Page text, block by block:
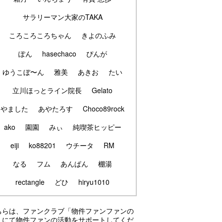
サラリーマン大家のTAKA
ころころころちゃん
きよのふみ
ぽん
hasechaco
ぴんが
ゆうこぼ〜ん
雅美 あきお
たい
立川ほっとライン院長
Gelato
やました
あやたろす
Choco89rock
ako
園園 みぃ
純喫茶ヒッピー
eiji
ko88201 ウチータ
RM
なる
フム あんぱん
棚湯
rectangle
どひ hiryu1010
らは、ファンクラブ「物件ファンファンの
にて物件ファンの活動をサポートしてくだ